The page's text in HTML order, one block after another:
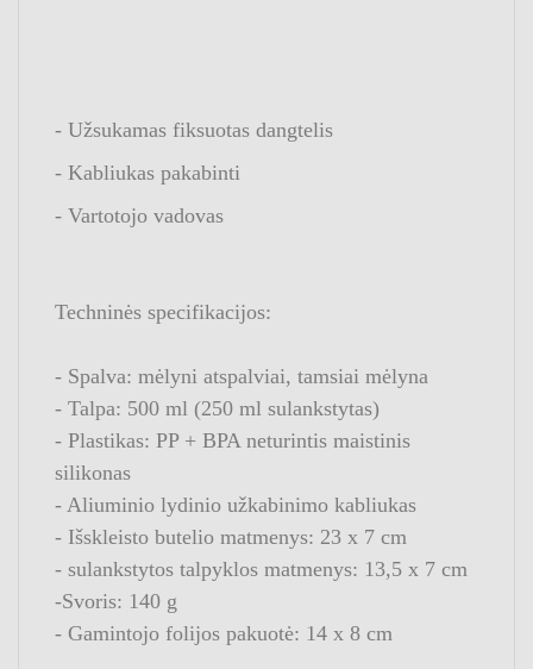
- Užsukamas fiksuotas dangtelis
- Kabliukas pakabinti
- Vartotojo vadovas
Techninės specifikacijos:
- Spalva: mėlyni atspalviai, tamsiai mėlyna
- Talpa: 500 ml (250 ml sulankstytas)
- Plastikas: PP + BPA neturintis maistinis
silikonas
- Aliuminio lydinio užkabinimo kabliukas
- Išskleisto butelio matmenys: 23 x 7 cm
- sulankstytos talpyklos matmenys: 13,5 x 7 cm
-Svoris: 140 g
- Gamintojo folijos pakuotė: 14 x 8 cm